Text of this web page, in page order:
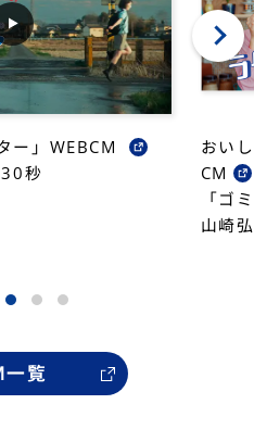
ー」WEBCM
30秒
おい
CM
「ゴ
山崎
›
一覧